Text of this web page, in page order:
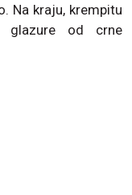
Na kraju, krempitu
glazure od crne